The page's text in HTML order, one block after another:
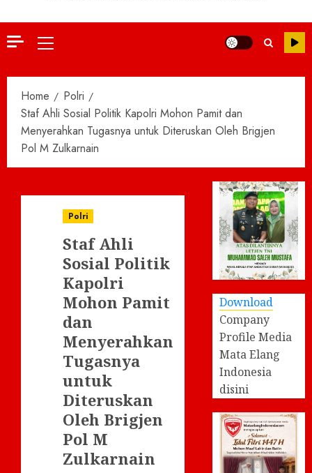
Primary
Home
Polri
Staf Ahli Sosial Politik Kapolri Mohon Pamit dan
Menyerahkan Tugasnya untuk Diteruskan Oleh Brigjen
Pol M Zulkarnain
Polri
Staf Ahli
Sosial Politik
Kapolri
Mohon Pamit
dan
Menyerahkan
Tugasnya
untuk
Diteruskan
Oleh Brigjen
Pol M
Zulkarnain
Download
Company
Profile Media
Mata Elang
Indonesia
disini